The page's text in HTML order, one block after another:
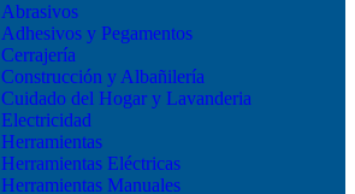
Abrasivos
Adhesivos y Pegamentos
Cerrajería
Construcción y Albañilería
Cuidado del Hogar y Lavanderia
Electricidad
Herramientas
Herramientas Eléctricas
Herramientas Manuales